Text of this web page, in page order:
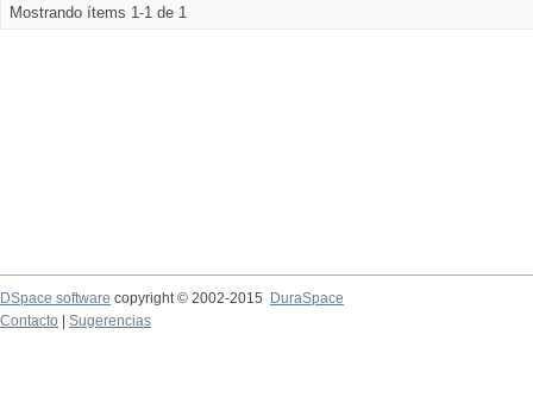
Mostrando ítems 1-1 de 1
DSpace software copyright © 2002-2015
DuraSpace
Contacto
Sugerencias